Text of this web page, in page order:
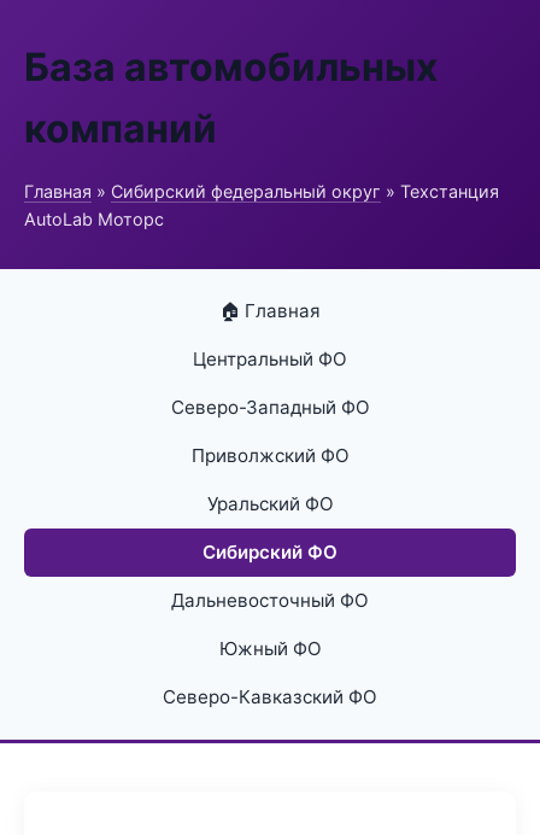
База автомобильных
компаний
Главная » Сибирский федеральный округ » Техстанция
AutoLab Моторс
🏠 Главная
Центральный ФО
Северо-Западный ФО
Приволжский ФО
Уральский ФО
Сибирский ФО
Дальневосточный ФО
Южный ФО
Северо-Кавказский ФО